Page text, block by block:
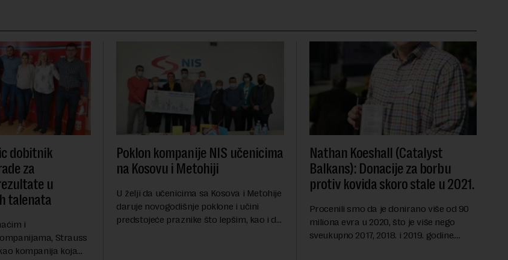
dobitnik
za
u
talenata
i
Strauss
kompanija koja
Poklon kompanije NIS učenicima
na Kosovu i Metohiji
U želji da učenicima sa Kosova i Metohije
daruje novogodišnje poklone i učini
predstojeće praznike što lepšim, kao i da
Nathan Koeshall (Catalyst
Balkans): Donacije za borbu
protiv kovida skoro stale u 2021.
Procenili smo da je donirano više od 90 miliona evra u 2020, što je više nego sveukupno 2017, 2018. i 2019. godine. Mnogo više je donirano, čak 2,7 puta više nego u prethodnoj godini. U 2021. godini donacije za borbu protiv korona virusa su praktično stale. Čini se da iz zdravstvenih ustanova nema novih spiskova potreba. Država nije bila transparentna i nije objavila kako je potrošila sav novac doniran na račun RFZO-a, zbog čega je jedan deo kompanija izgubio poverenjeNathan Koeshall, direktor i suosnivač fondacije Catalyst BalkansPrema poslednjim podacima Catalyst Balkans, da li su ove i prethodne godine, koju je obeležila korona kriza, najveći doprinos donacijama dale medicinske i farmaceutske kuće i koliko su građani i kompanije Srbiji donirali za borbu protiv posledica korone u 2020. godini? Ima li promena u 2021. godini?Catalyst Balkans već osam godina prikuplja i analizira podatke o donacijama građana i kompanija za opšte dobro, i prošle godine smo imali zaista pune ruke posla. To nije bila samo godina krize, već i godina solidarnosti. Procenili smo da je donirano više od 90 miliona evra u 2020, što je više nego sveukupno 2017, 2018. i 2019. godine. Za borbu protiv pandemije donirano je 42 odsto tog iznosa, a korporativni sektor je svojom brzom reakcijom pokazao liderstvo i agilnost u suočavanju sa krizom. Bez njihovog doprinosa, bilo bi nabavljeno mnogo manje opreme za zdravstvene ustanove. Da, medicinske i farmaceutske kuće imale su neizmeran značaj, mada moramo da budemo fer i spomenemo prerađivačku, prehrambenu i naftnu industriju kao značajne donatore u borbi protiv ove krize.Sa druge strane, ove godine će definitivno biti manji iznosi. Donacije za borbu protiv korona virusa su praktično stale i u prvih deset meseci ove godine donirano je samo 180.000 evra za tu svrhu, i to isključivo od strane poslovnog sektora. Kada uzmemo u obzir i da inflacija donosi novu neizvesnost i da generalno nakon velikih kriza i rasta filantropije, dolazi u narednoj godini do pada (što smo videli i nakon poplava), jasno je da će ova godina biti znatno drugačija, ali još je ostalo da se sakupe podaci za novembar i decembar.Ove godine su najveći donatori IT sektor, građevinska industrija i ponovo naftna. Najveća donacija je ulaganje tri miliona dolara u Nordeus fondaciju, koja će biti fokusirana na obrazovanje.Šta je uticalo na smanjenje donacija za borbu protiv korone i ko su bili najveći donatori za smanjenje posledica pandemije?Kao što smo već naveli, donacije za borbu protiv korone su praktično stale, i jedino bismo mogli da navedemo Janssen-Cilag KFT, Unilever, Komercijalnu banku, Avast i Krušik, koji se izdvajaju u ovoj oblasti. Pretpostavljamo da ima više razloga za smanjenje donacija za ovu svrhu. Prvo, čini se da iz zdravstvenih ustanova nema novih poziva i spiskova potreba. Drugo, država nije bila transparentna i nije objavila kako je potrošila sav novac doniran na račun Republičkog fonda za zdravstveno osiguranje (RFZO), zbog čega je jedan deo kompanija izgubio poverenje. Međutim, i dalje postoji velika potreba za podrškom u zajednicama, posebno imajući u vidu trenutno ekonomsko stanje.Koliko su građani bili aktivni u humanitarnim donacijama? Dok su prošle godine kompanije donirale prvenstveno državi za savladavanje posledica pandemije, građani su donirali humanitarnim organizacijama, mahom za lečenje dece. U poređenju sa 2019. godinom, 2020. godine su građani donirali mnogo više za humanitarne svrhe.Tokom 2021. građani su kroz masovna davanja bili manje aktivni nego prethodne (1.014 akcija do novembra 2021. godine, 1.302 akcija u 2020. godini, 1.289 akcija u 2019. godini). Svakako treba imati u vidu da su ovo raspoloživi podaci do kraja oktobra 2021. godine, što ostavlja prostor za rast navedenog broja akcija do kraja godine. Ko su najveći primaoci donacija?Gledajući načelno raspodelu donacija između države, neprofitnog sektora i direktno pojedinaca, oko 45 odsto ukupne vrednosti donacija ove godine je usmereno ka neprofitnim organizacijama.Međutim, moramo da imamo dve važne stvari u vidu. Zbog veće transparentnosti i odgovornosti, mnogi doniraju neprofitnim organizacijama, a krajnju korist od tih donacija često ima država, posebno kada govorimo o opremanju škola i bolnica.Takođe, najveći deo novca koji se donira je uplaćen jednoj organizaciji – Fondaciji Budi human, za lečenje dece i naših sugrađana. Iako donacije ka neprofitnom sektoru blago, ali konstantno rastu, ne možemo još da tvrdimo da je to dokaz vitalnosti čitavog sektora, već samo da je bazično pitanje lečenja i zdravstva u našem društvu i državi još uvek problem bez sistemskog rešenja.Kako ocenjujete 2020. godinu, kakva je bila za filantropiju u Srbiji? Koliko iznosi donirana suma po stanovniku? Tokom 2019. godine građani i kompanije donirali su 34,5 miliona evra, što je rast dobrotvornih davanja od 26 odsto u odnosu na 2018. godinu, a donirana suma po glavi stanovnika iznosila je oko 4,9 evra.Za 2020. godinu možemo reći da je definitivno obeležila pandemija i znatno uticala na dobročinstvo u Srbiji. Pre svega, darivano je mnogo više, čak 2,7 puta više nego u prethodnoj godini. Prema našem istraživanju „Srbija daruje 2020 – godišnji izveštaj o dobročinstvu“, u Srbiji su građani i kompanije donirali više od 90 miliona evra za opšte dobro. Ukupan iznos donacija za prevazilaženje posledica pandemije iznosio je 42 odsto. Posebno je važno da istaknemo da čak i davanja koja nisu povezana sa pandemijom, za koja smo brinuli da će biti zapostavljena, premašuju za više od 10 miliona evra ukupna davanja u 2019. godini. Takođe, broj akcija se povećao sa 3.037 u 2019. na 4.319 u 2020. godini. Zato je prosečna donacija po pojedincu sa 4,9 evra u 2019. godini porasla na 13 evra u 2020. godini. Pandemija je uticala i na to da su nakon nekoliko godina u kojima su davanja građana bila veća od davanja poslovnog sektora, ove godine kompanije kroz 38,1 odsto akcija darovale nešto više od polovine ukupne zabeležene darovane sume.Prosečna donacija po pojedincu sa 4,9 evra u 2019. godini porasla na 13 evra u 2020. godiniU Srbiji je čak sedam odsto stanovništva na granici siromaštva, dok se istovremeno dnevno u Srbiji baci dva miliona kilograma hrane. Može li se nešto promeniti da se ne baca toliko hrane dok istovremeno ogroman broj ljudi (pola miliona) gladuje? Problem prekomernog bacanja hrane je počeo da zadobija pažnju javnosti prethodnih godina. Jedna od inicijativa koja aktivno doprinosi rešavanju ovog, ne samo socijalnog, već i ekološkog problema, jeste kampanja „Spasimo hranu, spasimo humanost“. Pokrenuta od strane Koalicije za dobročinstvo, a predvođena Fondacijom Ana i Vlade Divac i uz podršku USAID-a, ova kampanja je od 23. avgusta do 9. oktobra omogućila da se 15,6 tona prehrambenih namirnica podeli građanima Srbije koji žive u siromaštvu. Ovo jeste važan, ali nadamo se tek početni korak u pravcu ostvarivanja pravednije distribucije hrane. U tom smislu, verujemo da je od odlučujućeg značaja zajedničko zalaganje neprofitnog, poslovnog i javnog sektora, kako na skretanju pažnje javnosti na ovaj gorući problem, tako i na nuđenju dugoročnih institucionalnih rešenja. Postoje neke jednostavne prakse koje slede zemlje u regionu i širom sveta. Koalicija za dobročinstvo se zalaže za hitno ukidanje PDV-a na hranu koja je pred istek roka trajanja, kompanijama koje odluče da doniraju tu hranu, kako je ne bi uništili. Dok vlada koristi svoju zabrinutost zbog zloupotrebe takve regulatorne promene, ista zabrinutost se može iskazati za skoro svaku predloženu promenu u zakonu. Zajedno sa takvom promenom, očekivalo bi se da će se uspostaviti zaštitne mere i kontrole kako bi se osiguralo da zlonamerni akteri ne zloupotrebljavaju takvo izuzeće od PDV-a. Ovo je uspešno urađeno u velikom broju zemalja EU, u Srbiji je potrebna samo politička volja.Koje oblasti ove godine dominiraju po iznosu donacija, u koje sektore je najviše donirano i jesu li rađene neke procene i šta su pokazale, kakvi su efekti donacija u Srbiji? Najveći iznos donacije u 2021. godini je bio usmeren ka obrazovanju, tačnije, preko 3,5 miliona evra, za Nordeus fondaciju, ali naravno, tek očekujemo da vidimo rezultate. Druga po redu podržana oblast je zdravstvo sa iznosom više od dva miliona evra u donacijama, a sigurno će biti i mnogo više, zbog novca koji smo svi zajedno prikupljali za lečenje dece ovih dana. Treća po redu podržana oblast je javna infrastruktura, sa više od 1,2 miliona evra, što je dobra vest. Najveći deo ove sume (više od milion evra) doniran je u okviru projekta za izgradnju pasarele u Radničkoj ulici u Beogradu, od strane preduzeća Commercial Developments d. o. o. Beograd. U Srbiji nažalost još uvek ne postoji sistemsko merenje efekata koji donacije ostvaruju. Međutim, mi u Catalyst Balkans se trudimo da donacije grupišemo po nameravanom efektu koji donator želi da ostvari. Tako razlikujemo jednokratne i strateške donacije. U tom smislu, najveći iznos je bio usmeren na strateške akcije (skoro polovina ukupnog doniranog iznosa). Što se tiče samo davanja za borbu protiv posledica korona virusa, situacija je slična, s tim što strateška davanja čine još veći udeo (61 odsto ukupnog iznosa). U poređenju sa prethodnim godinama ovo je značajna promena, s obzirom na to da su tada preovladavala jednokratna davanja.Koliko ima još potencijala u Srbiji za razvoj filantropije i na koji način se davanja mogu povećati? Jedan od njih je ukidanje PDV-a na doniranu robu.Filantropija u Srbiji već godinama raste, ne samo kada govorimo o vrednosti darivanja, već i o uključivanju novih aktera, kako donatora, tako i primalaca. Koalicija za dobročinstvo je predložila niz važnih zakonskih i regulatornih promena čije usvajanje bi stvorilo povoljnije okruženje za darivanje u Srbiji. Među njima je i ukidanje PDV-a na doniranu robu i usluge, promena za koju verujemo da bi stimulisala značajno povećanje nivoa darivanja kompanija i malih i srednjih preduzeća prema neprofitnim organizacijama i institucijama.Za rast davan